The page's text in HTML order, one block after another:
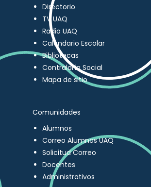
Directorio
TV UAQ
Radio UAQ
Calendario Escolar
Bibliotecas
Contraloría Social
Mapa de sitio
Comunidades
Alumnos
Correo Alumnos UAQ
Solicitud Correo
Docentes
Administrativos